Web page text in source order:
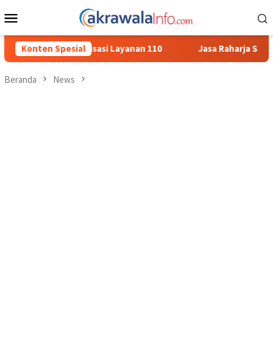
ke
Mobile
Konten Spesial
Layanan 110 Jasa Raharja Serahkan Santunan
Beranda News